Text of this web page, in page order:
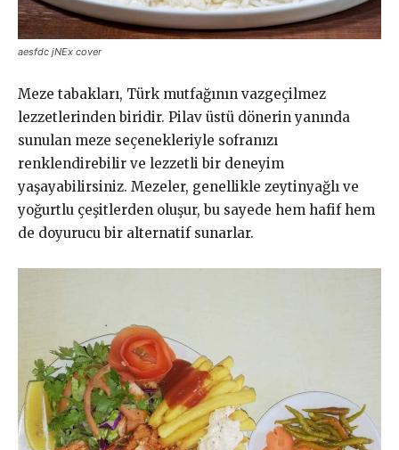
aesfdc jNEx cover
Meze tabakları, Türk mutfağının vazgeçilmez
lezzetlerinden biridir. Pilav üstü dönerin yanında
sunulan meze seçenekleriyle sofranızı
renklendirebilir ve lezzetli bir deneyim
yaşayabilirsiniz. Mezeler, genellikle zeytinyağlı ve
yoğurtlu çeşitlerden oluşur, bu sayede hem hafif hem
de doyurucu bir alternatif sunarlar.